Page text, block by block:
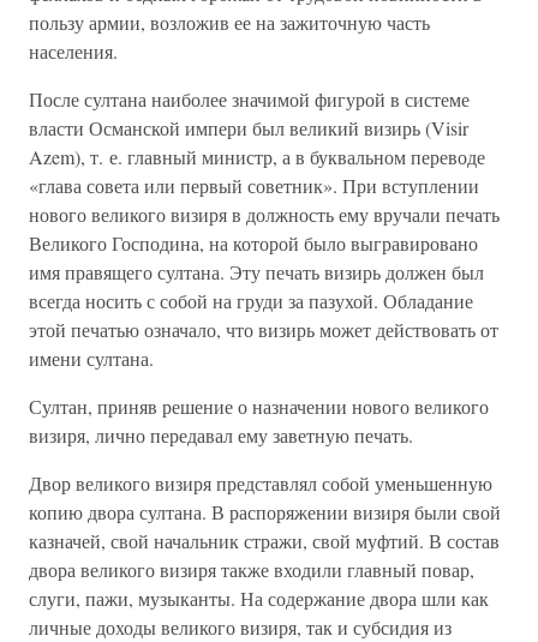
пользу армии, возложив ее на зажиточную часть
населения.
После султана наиболее значимой фигурой в системе
власти Османской импери был великий визирь (Visir
Azem), т. е. главный министр, а в буквальном переводе
«глава совета или первый советник». При вступлении
нового великого визиря в должность ему вручали печать
Великого Господина, на которой было выгравировано
имя правящего султана. Эту печать визирь должен был
всегда носить с собой на груди за пазухой. Обладание
этой печатью означало, что визирь может действовать от
имени султана.
Султан, приняв решение о назначении нового великого
визиря, лично передавал ему заветную печать.
Двор великого визиря представлял собой уменьшенную
копию двора султана. В распоряжении визиря были свой
казначей, свой начальник стражи, свой муфтий. В состав
двора великого визиря также входили главный повар,
слуги, пажи, музыканты. На содержание двора шли как
личные доходы великого визиря, так и субсидия из